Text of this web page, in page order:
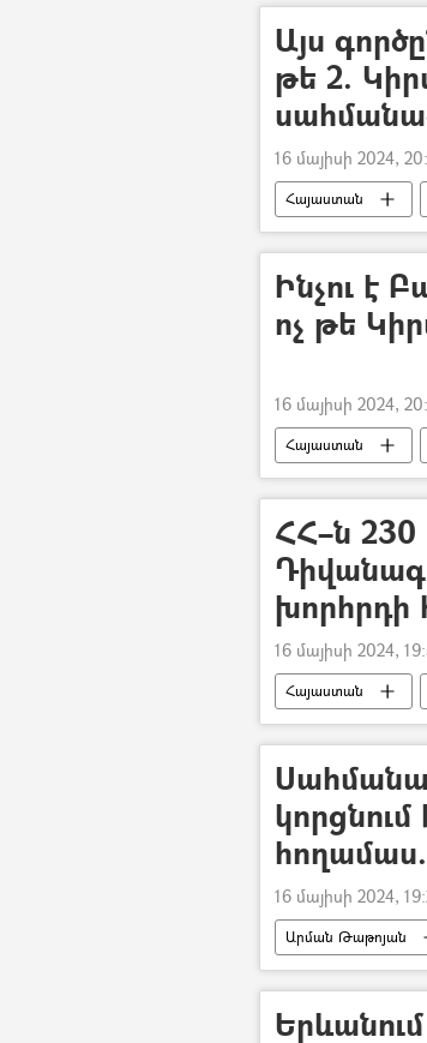
Այս
թե 2.
16 մայիսի 2024,
Հայաստան
Ինչու է
ոչ թե
16 մայիսի 2024,
Հայաստան
ՀՀ–ն
խորհրդի
16 մայիսի 2024,
Հայաստան
16 մայիսի 2024,
Արման Թաթոյան
հայ-ադրբեջանական